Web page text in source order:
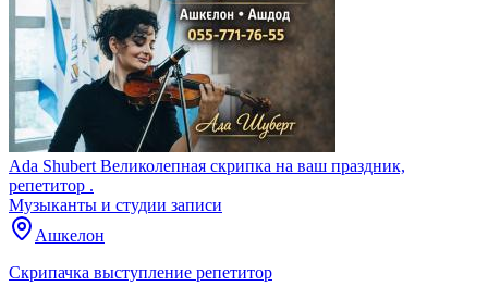
Ada Shubert Великолепная скрипка на ваш праздник,
репетитор .
Музыканты и студии записи
Ашкелон
Скрипачка выступление репетитор